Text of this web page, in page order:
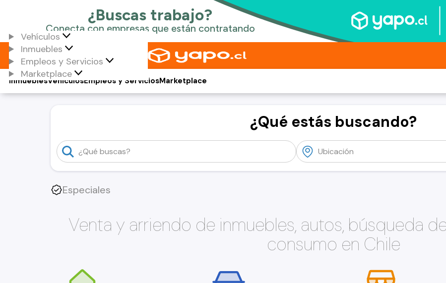
Vehículos
Inmuebles
Empleos y Servicios
Marketplace
Vehículos
Inmuebles Empleos y ServiciosMarketplace
¿Qué estás buscando?
Especiales
Venta y arriendo de inmuebles, autos, búsqueda
consumo en Chile